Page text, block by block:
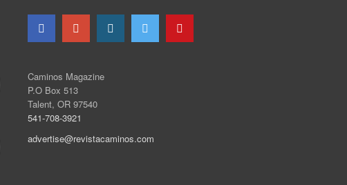
Caminos Magazine
P.O Box 513
Talent, OR 97540
541-708-3921
advertise@revistacaminos.com